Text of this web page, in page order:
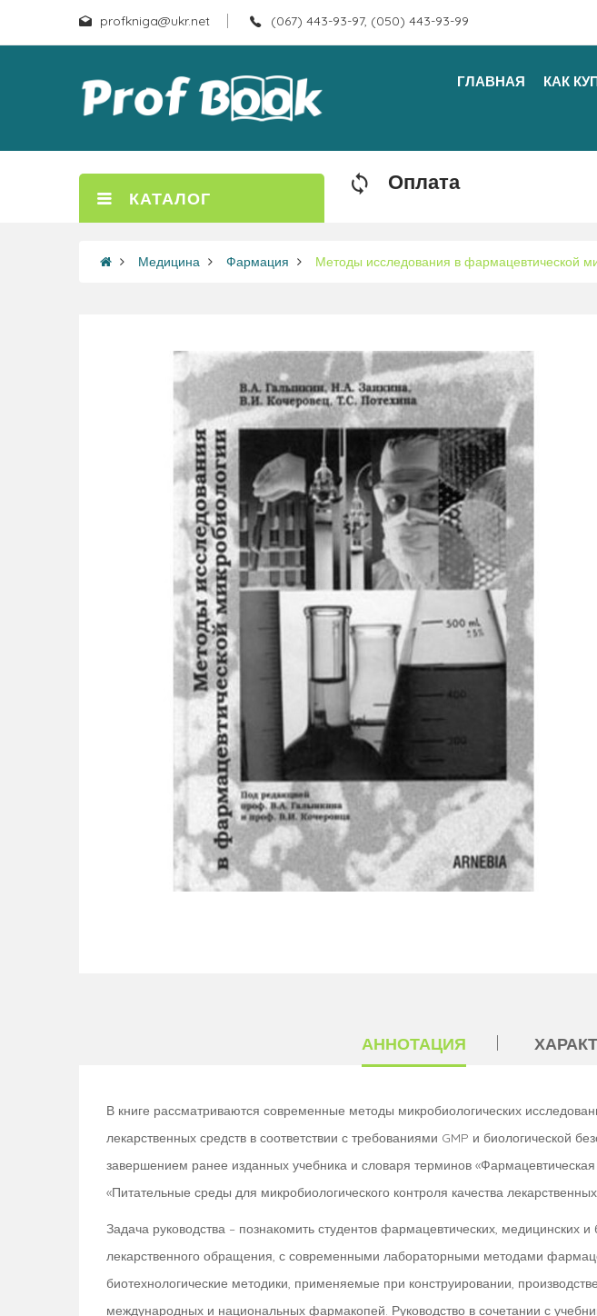
profkniga@ukr.net (067) 443-93-97, (050) 443-93-99
ГЛАВНАЯ КАК
КАТАЛОГ
Оплата
Медицина Фармация Методы исследования в фармацевтической
АННОТАЦИЯ
В книге рассматриваются современные методы микробиологических
лекарственных средств в соответствии с требованиями GMP и биологической
завершением ранее изданных учебника и словаря терминов
«Питательные среды для микробиологического контроля качества
Задача руководства – познакомить студентов фармацевтических,
лекарственного обращения, с современными лабораторными методами
биотехнологические методики, применяемые при конструировании,
международных и национальных фармакопей. Руководство в сочетании с